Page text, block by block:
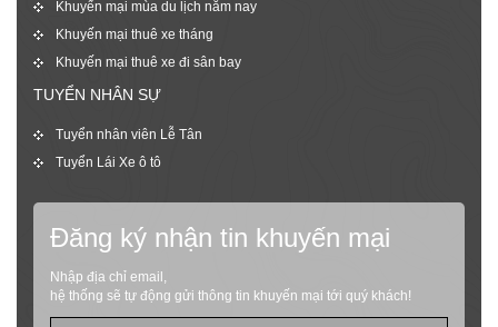
Khuyến mại mùa du lịch năm nay
Khuyến mại thuê xe tháng
Khuyến mại thuê xe đi sân bay
TUYỂN NHÂN SỰ
Tuyển nhân viên Lễ Tân
Tuyển Lái Xe ô tô
Đăng ký nhận tin khuyến mại
Nhập địa chỉ email,
hệ thống sẽ tự động gửi thông tin khuyến mại tới quý khách!